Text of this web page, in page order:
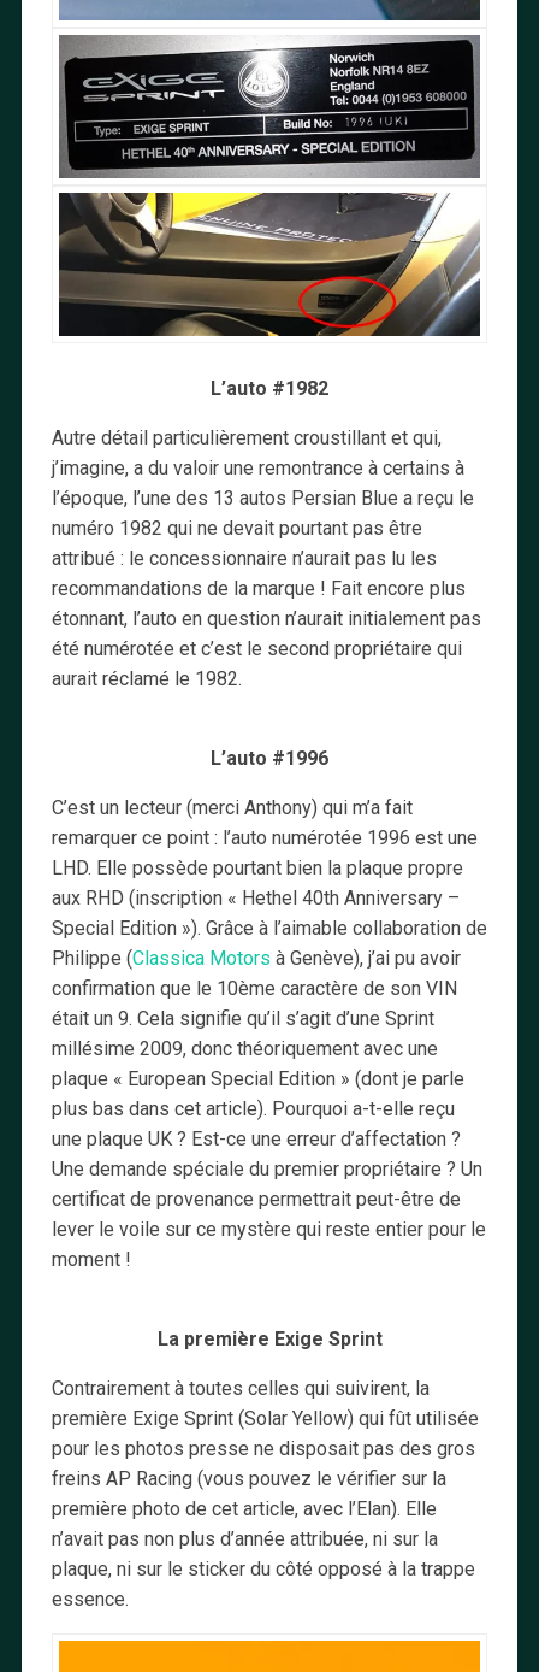
L’auto #1982
Autre détail particulièrement croustillant et qui,
j’imagine, a du valoir une remontrance à certains à
l’époque, l’une des 13 autos Persian Blue a reçu le
numéro 1982 qui ne devait pourtant pas être
attribué : le concessionnaire n’aurait pas lu les
recommandations de la marque ! Fait encore plus
étonnant, l’auto en question n’aurait initialement pas
été numérotée et c’est le second propriétaire qui
aurait réclamé le 1982.
L’auto #1996
C’est un lecteur (merci Anthony) qui m’a fait
remarquer ce point : l’auto numérotée 1996 est une
LHD. Elle possède pourtant bien la plaque propre
aux RHD (inscription « Hethel 40th Anniversary –
Special Edition »). Grâce à l’aimable collaboration de
Philippe (Classica Motors à Genève), j’ai pu avoir
confirmation que le 10ème caractère de son VIN
était un 9. Cela signifie qu’il s’agit d’une Sprint
millésime 2009, donc théoriquement avec une
plaque « European Special Edition » (dont je parle
plus bas dans cet article). Pourquoi a-t-elle reçu
une plaque UK ? Est-ce une erreur d’affectation ?
Une demande spéciale du premier propriétaire ? Un
certificat de provenance permettrait peut-être de
lever le voile sur ce mystère qui reste entier pour le
moment !
La première Exige Sprint
Contrairement à toutes celles qui suivirent, la
première Exige Sprint (Solar Yellow) qui fût utilisée
pour les photos presse ne disposait pas des gros
freins AP Racing (vous pouvez le vérifier sur la
première photo de cet article, avec l’Elan). Elle
n’avait pas non plus d’année attribuée, ni sur la
plaque, ni sur le sticker du côté opposé à la trappe
essence.